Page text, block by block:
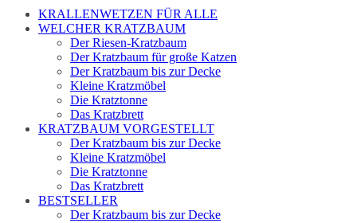
KRALLENWETZEN FÜR ALLE
WELCHER KRATZBAUM
Der Riesen-Kratzbaum
Der Kratzbaum für große Katzen
Der Kratzbaum bis zur Decke
Kleine Kratzmöbel
Die Kratztonne
Das Kratzbrett
KRATZBAUM VORGESTELLT
Der Kratzbaum bis zur Decke
Kleine Kratzmöbel
Die Kratztonne
Das Kratzbrett
BESTSELLER
Der Kratzbaum bis zur Decke